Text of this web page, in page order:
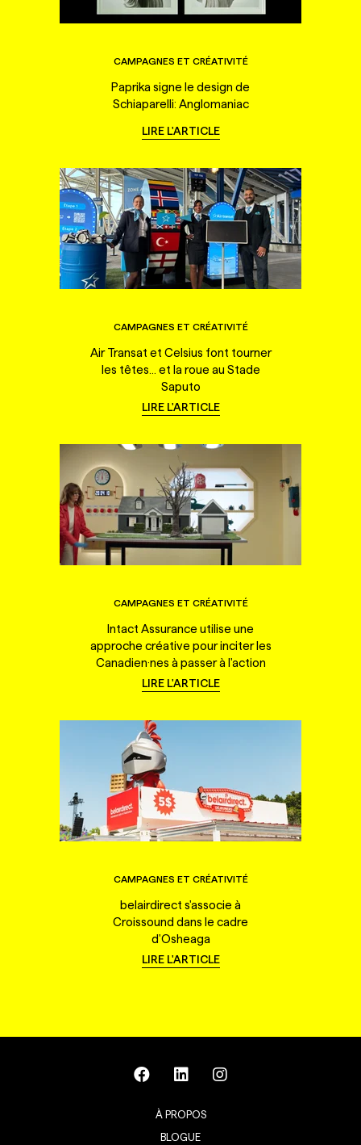
CAMPAGNES ET CRÉATIVITÉ
Paprika signe le design de
Schiaparelli: Anglomaniac
LIRE L'ARTICLE
CAMPAGNES ET CRÉATIVITÉ
Air Transat et Celsius font tourner
les têtes... et la roue au Stade
Saputo
LIRE L'ARTICLE
CAMPAGNES ET CRÉATIVITÉ
Intact Assurance utilise une
approche créative pour inciter les
Canadien·nes à passer à l'action
LIRE L'ARTICLE
CAMPAGNES ET CRÉATIVITÉ
belairdirect s'associe à
Croissound dans le cadre
d'Osheaga
LIRE L'ARTICLE
À PROPOS
BLOGUE